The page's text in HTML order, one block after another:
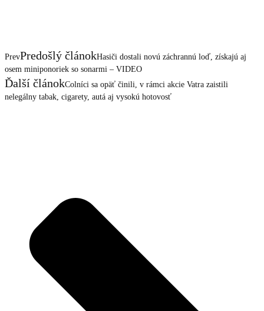
PrevPredošlý článokHasiči dostali novú záchrannú loď, získajú aj
osem miniponoriek so sonarmi – VIDEO
Ďalší článokColníci sa opäť činili, v rámci akcie Vatra zaistili
nelegálny tabak, cigarety, autá aj vysokú hotovosť